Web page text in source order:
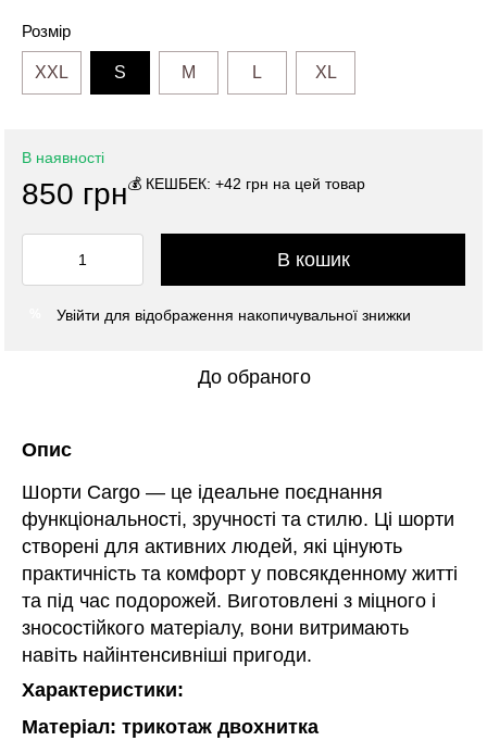
Розмір
XXL S M L XL
В наявності
850 грн💰 КЕШБЕК: +42 грн на цей товар
В кошик
Увійти для відображення накопичувальної знижки
До обраного
Опис
Шорти Cargo — це ідеальне поєднання
функціональності, зручності та стилю. Ці шорти
створені для активних людей, які цінують
практичність та комфорт у повсякденному житті
та під час подорожей. Виготовлені з міцного і
зносостійкого матеріалу, вони витримають
навіть найінтенсивніші пригоди.
Характеристики:
Матеріал: трикотаж двохнитка